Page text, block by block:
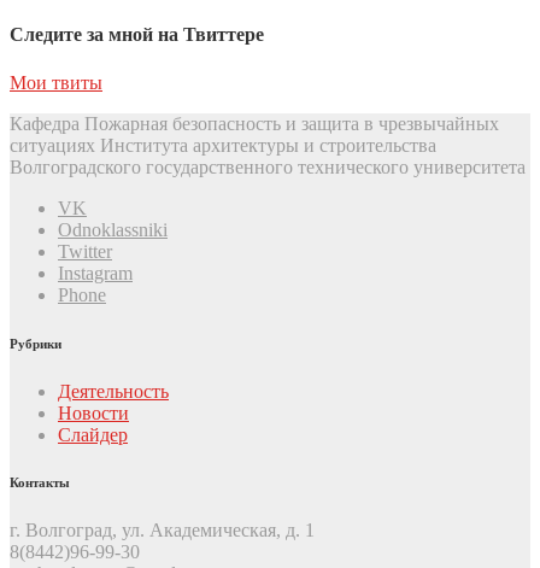
Следите за мной на Твиттере
Мои твиты
Кафедра Пожарная безопасность и защита в чрезвычайных
ситуациях Института архитектуры и строительства
Волгоградского государственного технического университета
VK
Odnoklassniki
Twitter
Instagram
Phone
Рубрики
Деятельность
Новости
Слайдер
Контакты
г. Волгоград, ул. Академическая, д. 1
8(8442)96-99-30